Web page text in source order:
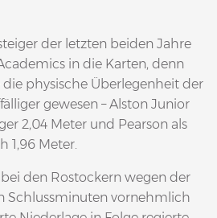
der letzten beiden Jahre
in die Karten, denn
physische Überlegenheit der
gewesen – Alston Junior
2,04 Meter und Pearson als
1,96 Meter.
den Rostockern wegen der
Schlussminuten vornehmlich